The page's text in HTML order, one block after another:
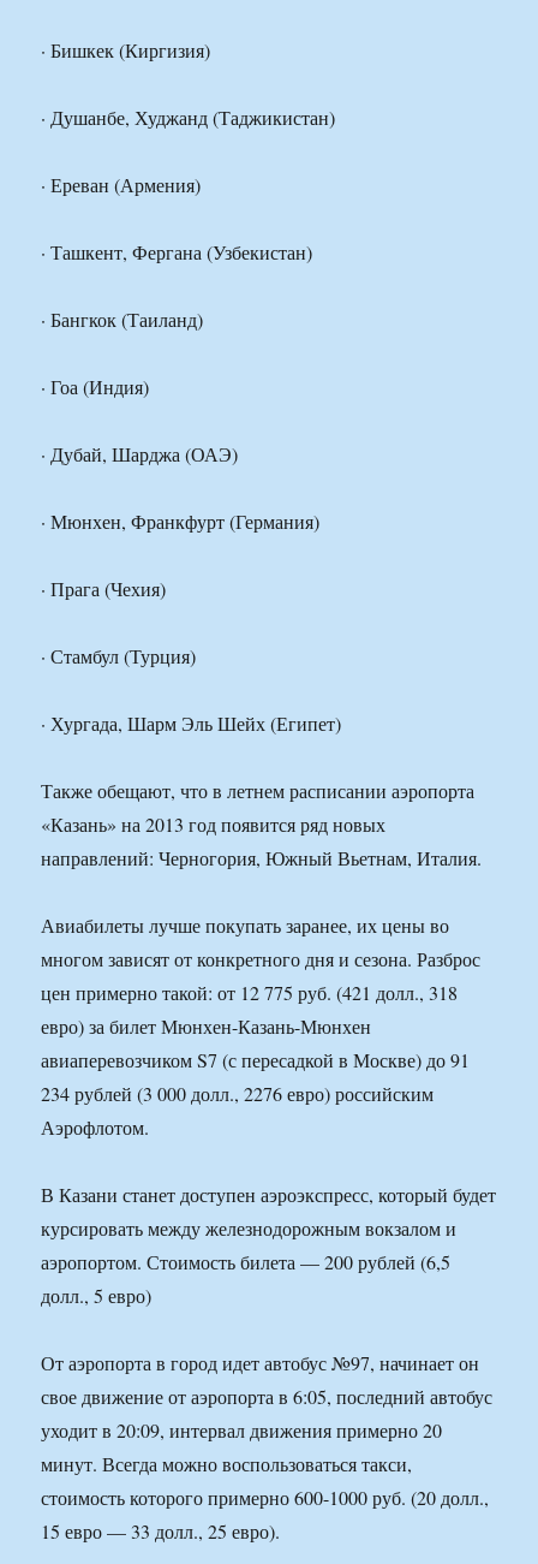
· Бишкек (Киргизия)
· Душанбе, Худжанд (Таджикистан)
· Ереван (Армения)
· Ташкент, Фергана (Узбекистан)
· Бангкок (Таиланд)
· Гоа (Индия)
· Дубай, Шарджа (ОАЭ)
· Мюнхен, Франкфурт (Германия)
· Прага (Чехия)
· Стамбул (Турция)
· Хургада, Шарм Эль Шейх (Египет)
Также обещают, что в летнем расписании аэропорта
«Казань» на 2013 год появится ряд новых
направлений: Черногория, Южный Вьетнам, Италия.
Авиабилеты лучше покупать заранее, их цены во
многом зависят от конкретного дня и сезона. Разброс
цен примерно такой: от 12 775 руб. (421 долл., 318
евро) за билет Мюнхен-Казань-Мюнхен
авиаперевозчиком S7 (с пересадкой в Москве) до 91
234 рублей (3 000 долл., 2276 евро) российским
Аэрофлотом.
В Казани станет доступен аэроэкспресс, который будет
курсировать между железнодорожным вокзалом и
аэропортом. Стоимость билета — 200 рублей (6,5
долл., 5 евро)
От аэропорта в город идет автобус №97, начинает он
свое движение от аэропорта в 6:05, последний автобус
уходит в 20:09, интервал движения примерно 20
минут. Всегда можно воспользоваться такси,
стоимость которого примерно 600-1000 руб. (20 долл.,
15 евро — 33 долл., 25 евро).